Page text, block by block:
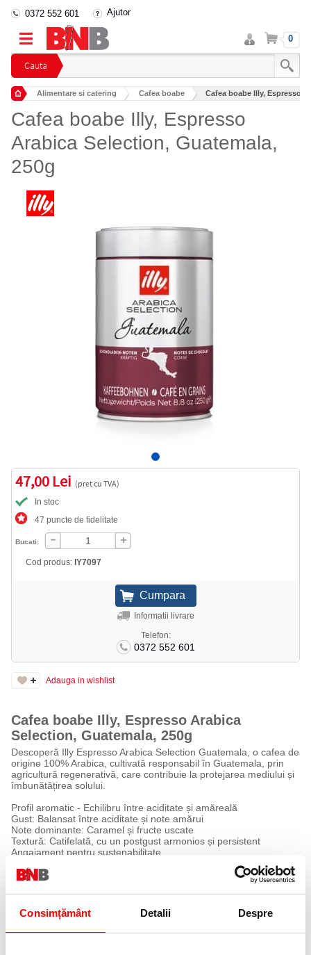
Consimțământ Detalii Despre
Cauta
0372 552 601 Ajutor
Intra
in
cont
Cos 0
Alimentare si catering Cafea boabe Cafea boabe Illy, Espresso
Cafea boabe Illy, Espresso
Arabica Selection, Guatemala,
250g
47,00 Lei (pret cu TVA)
In stoc
47 puncte de fidelitate
Bucati:
Cod produs: IY7097
Informatii livrare
Telefon:
0372 552 601
Adauga in wishlist
Cafea boabe Illy, Espresso Arabica
Selection, Guatemala, 250g
Descoperă Illy Espresso Arabica Selection Guatemala, o cafea de
origine 100% Arabica, cultivată responsabil în Guatemala, prin
agricultură regenerativă, care contribuie la protejarea mediului și
îmbunătățirea solului.
Profil aromatic - Echilibru între aciditate și amăreală
Gust: Balansat între aciditate și note amărui
Note dominante: Caramel și fructe uscate
Textură: Catifelată, cu un postgust armonios și persistent
Angajament pentru sustenabilitate
Acest produs este certificat regenerativ, ceea ce înseamnă că
este obținut printr-o agricultură responsabilă, menită să:
✔ Reduse emisiile de gaze cu efect de seră
✔ Îmbunătățească calitatea apei
✔ Contribuie la regenerarea pământului